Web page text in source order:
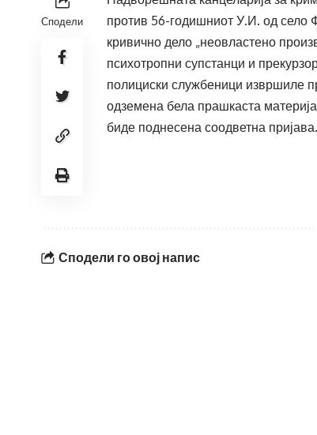
Сподели
против 56-годишниот У.И. од село
кривично дело „неовластено
психотропни супстанци и
полициски службеници извршиле
одземена бела прашкаста
биде поднесена соодветна пријава.
Сподели го овој напис